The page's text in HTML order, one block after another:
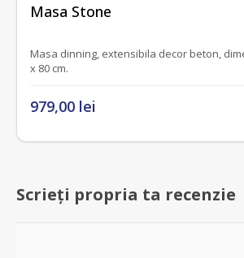
Masa Stone
Masa dinning, extensibila decor beton, dimensiuni 140-180 x 76
x 80 cm.
979,00 lei
Scrieți propria ta recenzie